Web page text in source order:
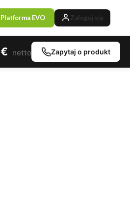
Platforma EVO Zaloguj się
€ netto Zapytaj o produkt